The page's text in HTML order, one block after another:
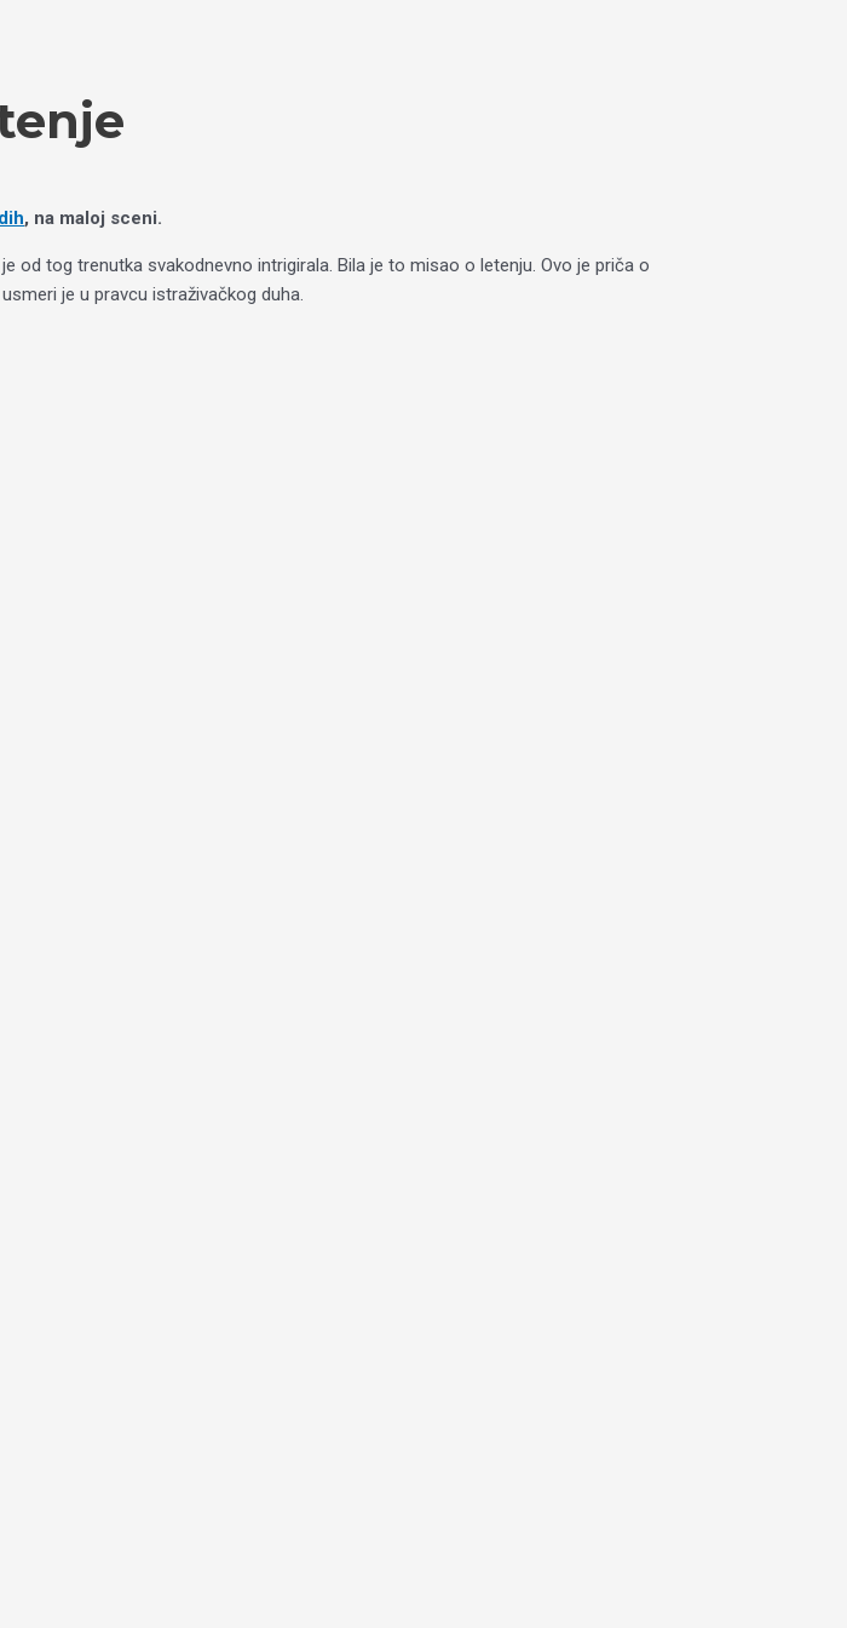
, na maloj sceni.
od tog trenutka svakodnevno intrigirala. Bila je to misao o letenju. Ovo je priča o
je u pravcu istraživačkog duha.